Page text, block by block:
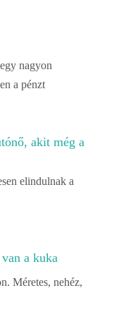
nagyon
a pénzt
akit még a
elindulnak a
a kuka
Méretes, nehéz,